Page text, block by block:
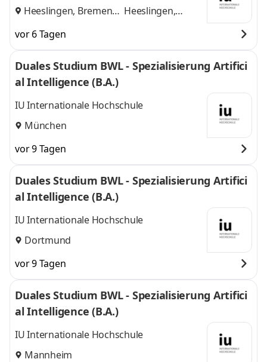
Heeslingen, Bremen
Heeslingen,
vor 6 Tagen
Duales Studium BWL - Spezialisierung Artifici
al Intelligence (B.A.)
IU Internationale Hochschule
München
vor 9 Tagen
Duales Studium BWL - Spezialisierung Artifici
al Intelligence (B.A.)
IU Internationale Hochschule
Dortmund
vor 9 Tagen
Duales Studium BWL - Spezialisierung Artifici
al Intelligence (B.A.)
IU Internationale Hochschule
Mannheim